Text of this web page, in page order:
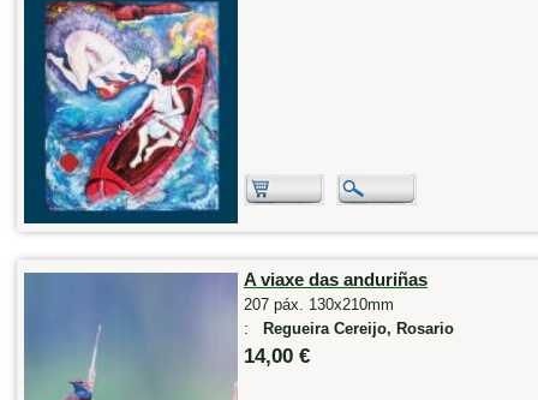
A viaxe das anduriñas
207 páx. 130x210mm
: Regueira Cereijo, Rosario
14,00 €